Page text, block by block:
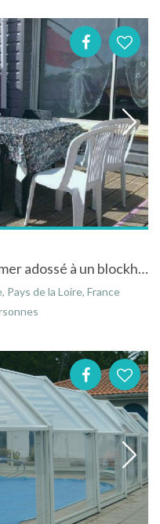
Villa pieds dans l'eau face à la mer adossé à un blockhauss à Longeville-sur-Mer en Vendée
Pays de la Loire, France